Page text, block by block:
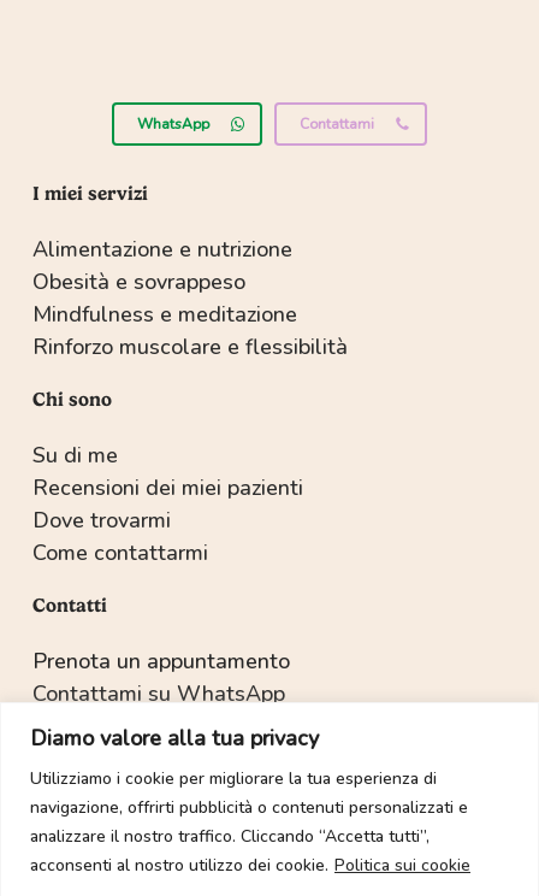
Diamo valore alla tua privacy
Utilizziamo i cookie per migliorare la tua esperienza di
navigazione, offrirti pubblicità o contenuti personalizzati e
analizzare il nostro traffico. Cliccando “Accetta tutti”,
acconsenti al nostro utilizzo dei cookie. Politica sui cookie
WhatsApp Contattami
I miei servizi
Alimentazione e nutrizione
Obesità e sovrappeso
Mindfulness e meditazione
Rinforzo muscolare e flessibilità
Chi sono
Su di me
Recensioni dei miei pazienti
Dove trovarmi
Come contattarmi
Contatti
Prenota un appuntamento
Contattami su WhatsApp
Recapiti e indirizzo
Copyright © 2022-2025 Dott.ssa Sabrina Salvetti.
Tutti i diritti sono riservati. È vietata la duplicazione dei